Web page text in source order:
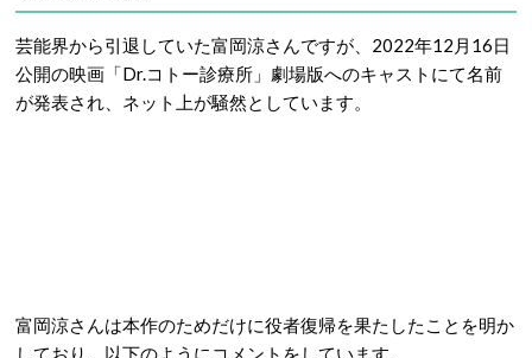
芸能界から引退していた富岡涼さんですが、2022年12月16日
公開の映画「Dr.コトー診療所」劇場版へのキャストにて名前
が発表され、ネット上が騒然としています。
富岡涼さんは本作のためだけに役者復帰を果たしたことを明か
しており、以下のようにコメントをしています。